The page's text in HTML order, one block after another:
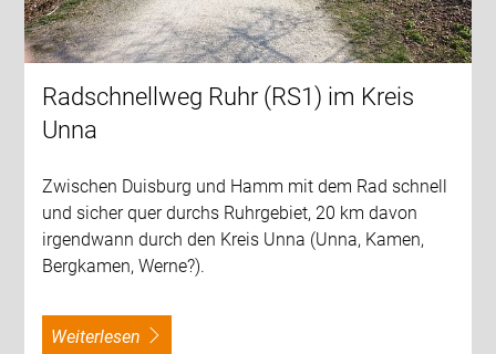
Radschnellweg Ruhr (RS1) im Kreis
Unna
Zwischen Duisburg und Hamm mit dem Rad schnell
und sicher quer durchs Ruhrgebiet, 20 km davon
irgendwann durch den Kreis Unna (Unna, Kamen,
Bergkamen, Werne?).
weiterlesen